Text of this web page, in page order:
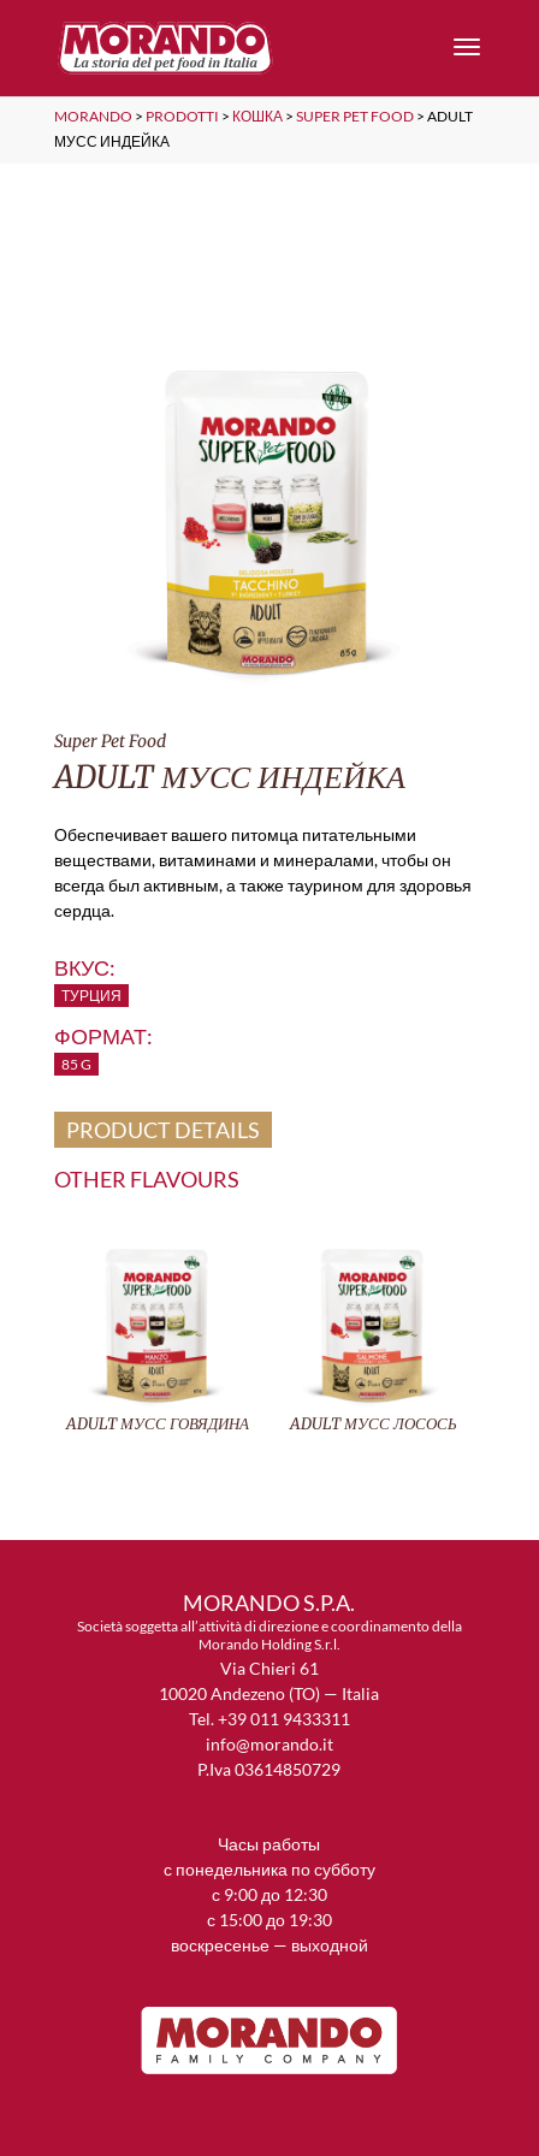
MORANDO > PRODOTTI > КОШКА> SUPER PET FOOD> ADULT
МУСС ИНДЕЙКА
Super Pet Food
ADULT МУСС ИНДЕЙКА
Обеспечивает вашего питомца питательными
веществами, витаминами и минералами, чтобы он
всегда был активным, а также таурином для здоровья
сердца.
ВКУС:
ТУРЦИЯ
ФОРМАТ:
85 G
PRODUCT DETAILS
OTHER FLAVOURS
ADULT МУСС ГОВЯДИНА ADULT МУСС ЛОСОСЬ
MORANDO S.P.A.
Società soggetta all’attività di direzione e coordinamento della
Morando Holding S.r.l.
Via Chieri 61
10020 Andezeno (TO) — Italia
Tel. +39 011 9433311
info@morando.it
P.Iva 03614850729
Часы работы
с понедельника по субботу
с 9:00 до 12:30
с 15:00 до 19:30
воскресенье — выходной